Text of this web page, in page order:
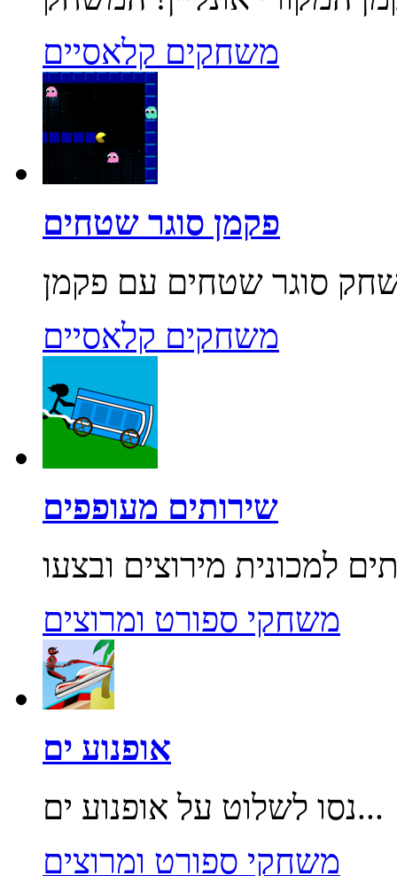
משחקים קלאסיים
פקמן סוגר שטחים
משחקים קלאסיים
שירותים מעופפים
משחקי ספורט ומרוצים
אופנוע ים
נסו לשלוט על אופנוע ים...
משחקי ספורט ומרוצים